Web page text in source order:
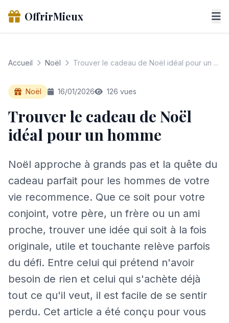
OffrirMieux
Accueil Noël Trouver le cadeau de Noël idéal pour un ...
Noël 16/01/2026 126 vues
Trouver le cadeau de Noël
idéal pour un homme
Noël approche à grands pas et la quête du
cadeau parfait pour les hommes de votre
vie recommence. Que ce soit pour votre
conjoint, votre père, un frère ou un ami
proche, trouver une idée qui soit à la fois
originale, utile et touchante relève parfois
du défi. Entre celui qui prétend n'avoir
besoin de rien et celui qui s'achète déjà
tout ce qu'il veut, il est facile de se sentir
perdu. Cet article a été conçu pour vous